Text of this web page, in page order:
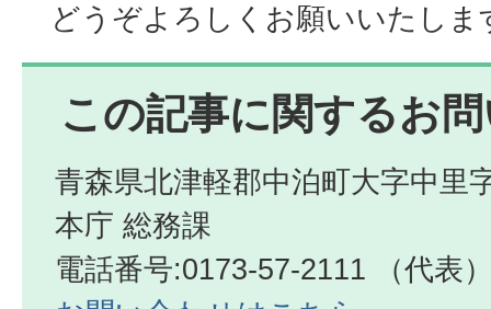
どうぞよろしくお願いいたしま
この記事に関するお
青森県北津軽郡中泊町大字中里
本庁 総務課
電話番号:0173-57-2111 （代表